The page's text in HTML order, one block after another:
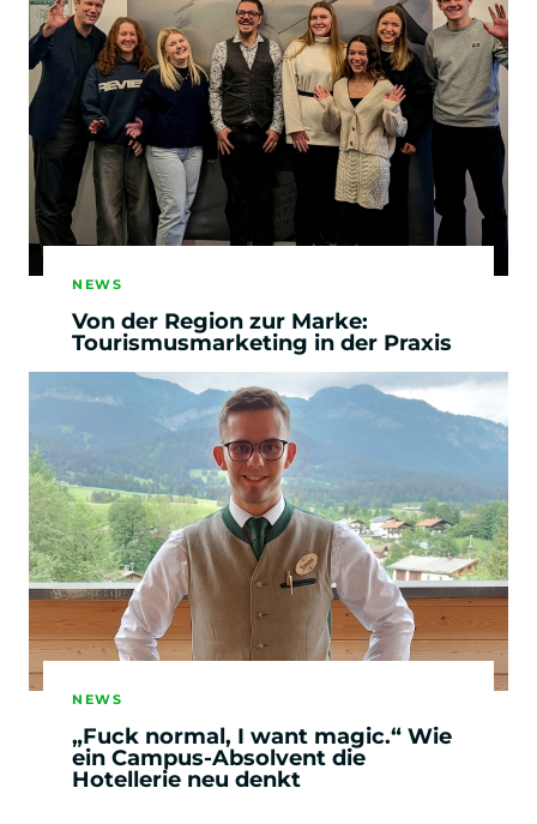
NEWS
Von der Region zur Marke:
Tourismusmarketing in der Praxis
NEWS
„Fuck normal, I want magic.“ Wie
ein Campus-Absolvent die
Hotellerie neu denkt